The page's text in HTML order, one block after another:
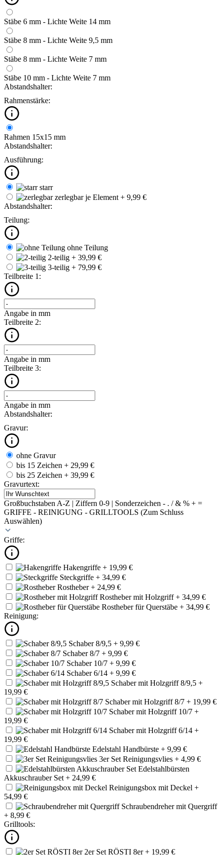
Stäbe 6 mm - Lichte Weite 14 mm
Stäbe 8 mm - Lichte Weite 9,5 mm
Stäbe 8 mm - Lichte Weite 7 mm
Stäbe 10 mm - Lichte Weite 7 mm
Abstandshalter:
Rahmenstärke:
Rahmen 15x15 mm
Abstandshalter:
Ausführung:
starr
zerlegbarje Element + 9,99 €
Abstandshalter:
Teilung:
ohne Teilung
2-teilig + 39,99 €
3-teilig + 79,99 €
Teilbreite 1:
Angabe in mm
Teilbreite 2:
Angabe in mm
Teilbreite 3:
Angabe in mm
Abstandshalter:
Gravur:
ohne Gravur
bis 15 Zeichen + 29,99 €
bis 25 Zeichen + 39,99 €
Gravurtext:
Großbuchstaben A-Z | Ziffern 0-9 | Sonderzeichen - . / & % + =
GRIFFE - REINIGUNG - GRILLTOOLS (Zum Schluss
Auswählen)
Griffe:
Hakengriffe + 19,99 €
Steckgriffe + 34,99 €
Rostheber+ 24,99 €
Rostheber mit Holzgriff+ 34,99 €
Rostheber für Querstäbe + 34,99 €
Reinigung:
Schaber 8/9,5 + 9,99 €
Schaber 8/7 + 9,99 €
Schaber 10/7 + 9,99 €
Schaber 6/14 + 9,99 €
Schaber mit Holzgriff 8/9,5 +
19,99 €
Schaber mit Holzgriff 8/7 + 19,99 €
Schaber mit Holzgriff 10/7 +
19,99 €
Schaber mit Holzgriff 6/14 +
19,99 €
Edelstahl Handbürste + 9,99 €
3er Set Reinigungsvlies + 4,99 €
Edelstahlbürsten
Akkuschrauber Set + 24,99 €
Reinigungsbox mit Deckel +
54,99 €
Schraubendreher mit Quergriff
+ 8,99 €
Grilltools:
2er Set RÖSTI 8er+ 19,99 €